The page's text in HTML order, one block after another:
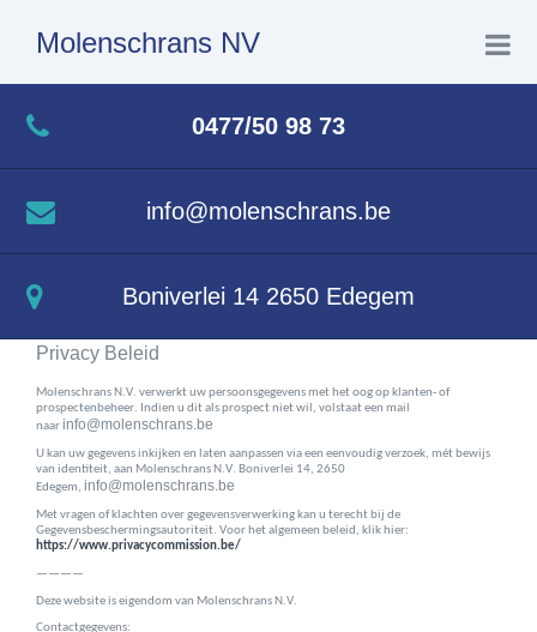
Molenschrans NV
Home
Realisaties
0477/50 98 73
info@molenschrans.be
Boniverlei 14 2650 Edegem
Privacy Beleid
Molenschrans N.V. verwerkt uw persoonsgegevens met het oog op klanten- of
prospectenbeheer. Indien u dit als prospect niet wil, volstaat een mail
naarinfo@molenschrans.be
U kan uw gegevens inkijken en laten aanpassen via een eenvoudig verzoek, mét bewijs
van identiteit, aan Molenschrans N.V. Boniverlei 14, 2650
Edegem, info@molenschrans.be
Met vragen of klachten over gegevensverwerking kan u terecht bij de
Gegevensbeschermingsautoriteit. Voor het algemeen beleid, klik hier:
https://www.privacycommission.be/
————
Deze website is eigendom van Molenschrans N.V.
Contactgegevens: